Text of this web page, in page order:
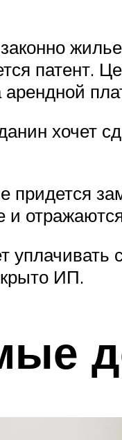
патент.
арендной
хочет
придется
и
ИП.